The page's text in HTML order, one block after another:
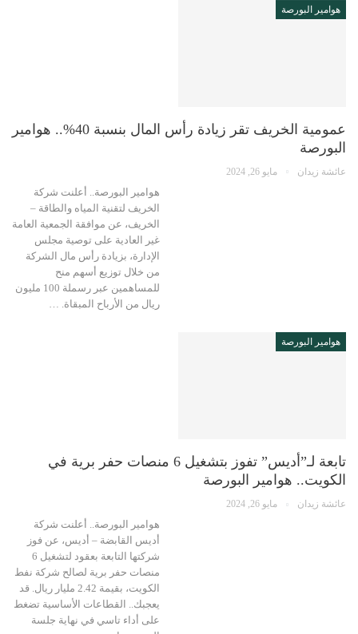
هوامير البورصة
عمومية الخريف تقر زيادة رأس المال بنسبة 40%.. هوامير
البورصة
عائشة زيدان مايو 26, 2024
هوامير البورصة.. أعلنت شركة
الخريف لتقنية المياه والطاقة –
الخريف، عن موافقة الجمعية العامة
غير العادية على توصية مجلس
الإدارة، بزيادة رأس مال الشركة
من خلال توزيع أسهم منح
للمساهمين عبر رسملة 100 مليون
ريال من الأرباح المبقاة. …
هوامير البورصة
تابعة لـ”أديس” تفوز بتشغيل 6 منصات حفر برية في
الكويت.. هوامير البورصة
عائشة زيدان مايو 26, 2024
هوامير البورصة.. أعلنت شركة
أديس القابضة – أديس، عن فوز
شركتها التابعة بعقود لتشغيل 6
منصات حفر برية لصالح شركة نفط
الكويت، بقيمة 2.42 مليار ريال. قد
يعجبك.. القطاعات الأساسية تضغط
على أداء تاسي في نهاية جلسة